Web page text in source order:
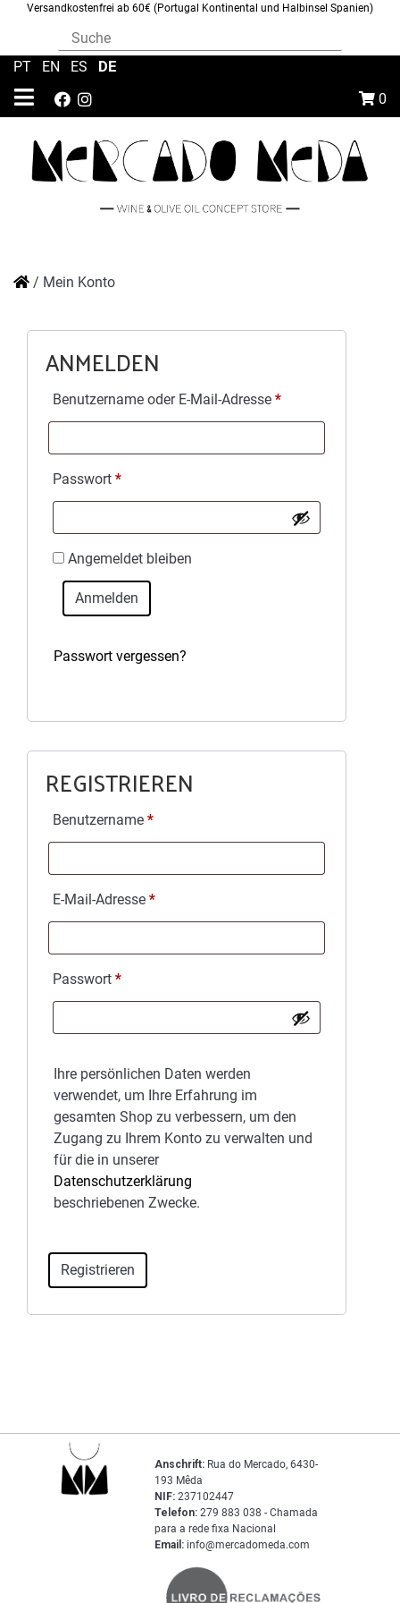
Versandkostenfrei ab 60€ (Portugal Kontinental und Halbinsel Spanien)
0
PT EN ES DE
/ Mein Konto
ANMELDEN
Benutzername oder E-Mail-Adresse *Erforderlich
Passwort *Erforderlich
Angemeldet bleiben
Anmelden
Passwort vergessen?
REGISTRIEREN
Benutzername *Erforderlich
E-Mail-Adresse *Erforderlich
Passwort *Erforderlich
Ihre persönlichen Daten werden
verwendet, um Ihre Erfahrung im
gesamten Shop zu verbessern, um den
Zugang zu Ihrem Konto zu verwalten und
für die in unserer
Datenschutzerklärung
beschriebenen Zwecke.
Registrieren
Anschrift: Rua do Mercado, 6430-
193 Mêda
NIF: 237102447
Telefon: 279 883 038 - Chamada
para a rede fixa Nacional
Email: info@mercadomeda.com